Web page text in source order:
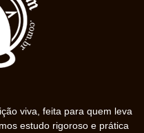
viva, feita para quem leva
estudo rigoroso e prática